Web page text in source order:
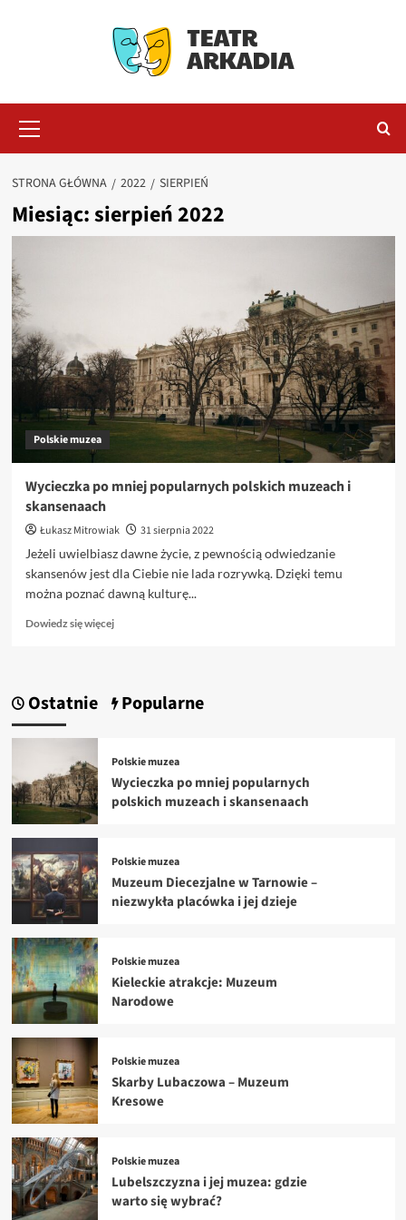
główne
STRONA GŁÓWNA 2022 SIERPIEŃ
Miesiąc:sierpień 2022
Polskie muzea
Wycieczka po mniej popularnych polskich muzeach i
skansenaach
Łukasz Mitrowiak
31 sierpnia 2022
Jeżeli uwielbiasz dawne życie, z pewnością odwiedzanie
skansenów jest dla Ciebie nie lada rozrywką. Dzięki temu
można poznać dawną kulturę...
Dowiedz się więcejDowiedz
po
polskich
muzeach
skansenaach
Ostatnie Popularne
Polskie muzea
Wycieczka po mniej popularnych
polskich muzeach i skansenaach
Polskie muzea
Muzeum Diecezjalne w Tarnowie –
niezwykła placówka i jej dzieje
Polskie muzea
Kieleckie atrakcje: Muzeum
Narodowe
Polskie muzea
Skarby Lubaczowa – Muzeum
Kresowe
Polskie muzea
Lubelszczyzna i jej muzea: gdzie
warto się wybrać?